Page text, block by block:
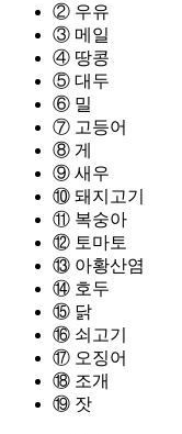
② 우유
③ 메일
④ 땅콩
⑤ 대두
⑥ 밀
⑦ 고등어
⑧ 게
⑨ 새우
⑩ 돼지고기
⑪ 복숭아
⑫ 토마토
⑬ 아황산염
⑭ 호두
⑮ 닭
⑯ 쇠고기
⑰ 오징어
⑱ 조개
⑲ 잣